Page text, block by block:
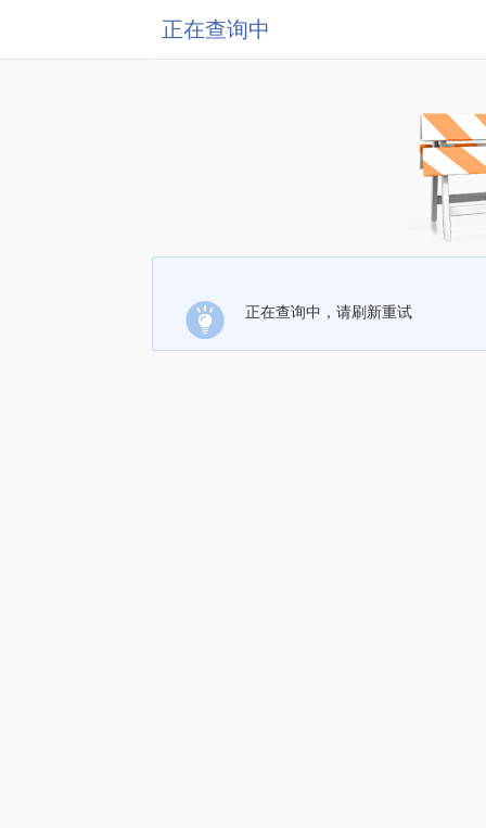
正在查询中
正在查询中，请刷新重试